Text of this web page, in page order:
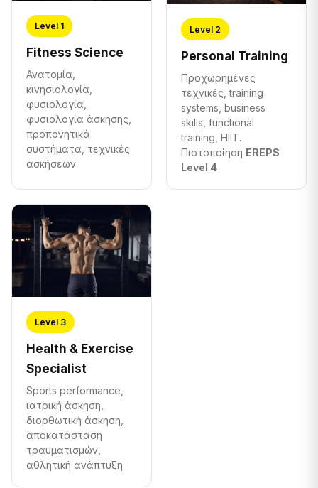
Level 1
Fitness Science
Ανατομία,
κινησιολογία,
φυσιολογία,
φυσιολογία άσκησης,
προπονητικά
συστήματα, τεχνικές
ασκήσεων
Level 2
Personal Training
Προχωρημένες
τεχνικές, training
systems, business
skills, functional
training, HIIT.
Πιστοποίηση EREPS
Level 4
Level 3
Health & Exercise
Specialist
Sports performance,
ιατρική άσκηση,
διορθωτική άσκηση,
αποκατάσταση
τραυματισμών,
αθλητική ανάπτυξη